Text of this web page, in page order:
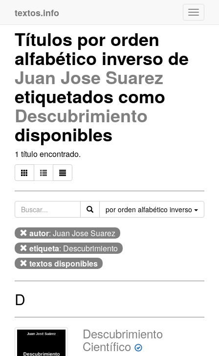
textos.info
Títulos por orden
alfabético inverso de
Juan Jose Suarez
etiquetados como
Descubrimiento
disponibles
1 título encontrado.
por orden alfabético inverso
autor: Juan Jose Suarez
etiqueta: Descubrimiento
textos disponibles
D
Descubrimiento
Científico